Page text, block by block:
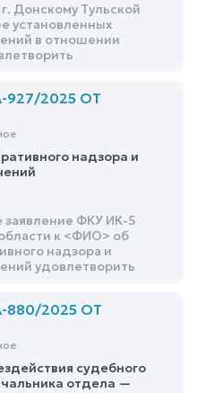
Донскому Тульской
установленных
в отношении
2025 ОТ
надзора и
заявление ФКУ ИК-5
к <ФИО> об
надзора и
удовлетворить
2025 ОТ
судебного
отдела —